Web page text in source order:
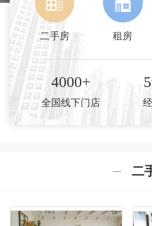
二手房 租房
4000+
全国线下门店
二